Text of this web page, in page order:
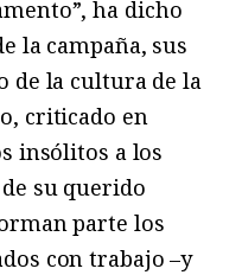
ha dicho
la campaña, sus
de la cultura de la
criticado en
insólitos a los
su querido
parte los
con trabajo –y